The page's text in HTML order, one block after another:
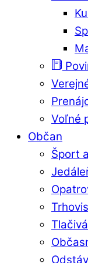
Voľné
Občan
Šport